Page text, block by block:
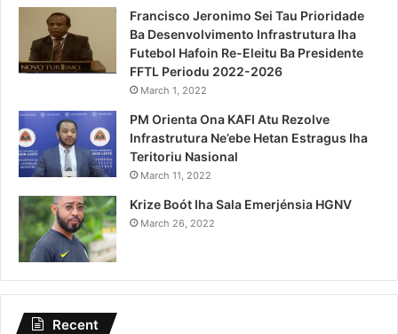
Francisco Jeronimo Sei Tau Prioridade
Ba Desenvolvimento Infrastrutura Iha
Futebol Hafoin Re-Eleitu Ba Presidente
FFTL Periodu 2022-2026
March 1, 2022
PM Orienta Ona KAFI Atu Rezolve
Infrastrutura Ne’ebe Hetan Estragus Iha
Teritoriu Nasional
March 11, 2022
Krize Boót Iha Sala Emerjénsia HGNV
March 26, 2022
Recent